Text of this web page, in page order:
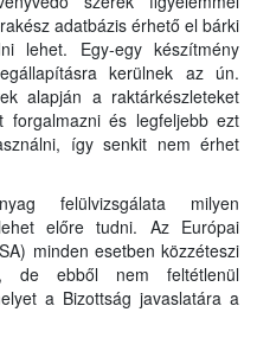
adatbázis érhető el bárki
lehet. Egy-egy készítmény
kerülnek az ún.
alapján a raktárkészleteket
forgalmazni és legfeljebb ezt
így senkit nem érhet
felülvizsgálata milyen
előre tudni. Az Európai
minden esetben közzéteszi
de ebből nem feltétlenül
a Bizottság javaslatára a